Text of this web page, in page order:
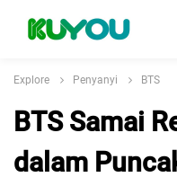
Explore Penyanyi BTS
BTS Samai
dalam